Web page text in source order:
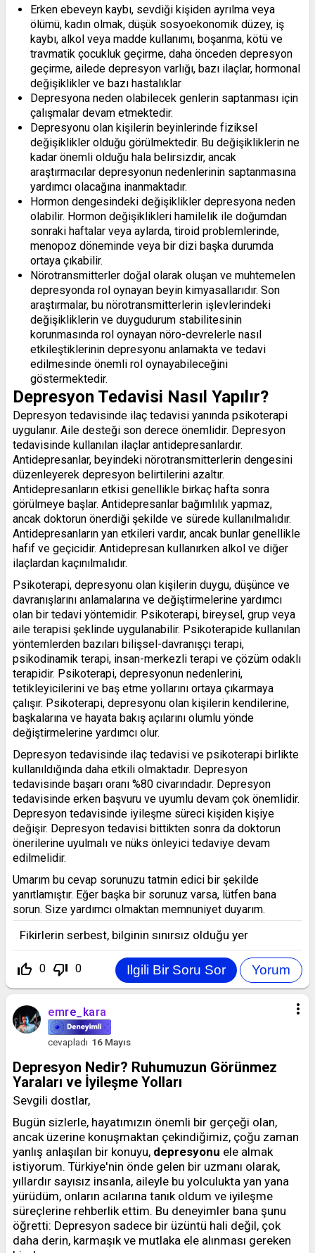
Erken ebeveyn kaybı, sevdiği kişiden ayrılma veya
ölümü, kadın olmak, düşük sosyoekonomik düzey, iş
kaybı, alkol veya madde kullanımı, boşanma, kötü ve
travmatik çocukluk geçirme, daha önceden depresyon
geçirme, ailede depresyon varlığı, bazı ilaçlar, hormonal
değişiklikler ve bazı hastalıklar
Depresyona neden olabilecek genlerin saptanması için
çalışmalar devam etmektedir.
Depresyonu olan kişilerin beyinlerinde fiziksel
değişiklikler olduğu görülmektedir. Bu değişikliklerin ne
kadar önemli olduğu hala belirsizdir, ancak
araştırmacılar depresyonun nedenlerinin saptanmasına
yardımcı olacağına inanmaktadır.
Hormon dengesindeki değişiklikler depresyona neden
olabilir. Hormon değişiklikleri hamilelik ile doğumdan
sonraki haftalar veya aylarda, tiroid problemlerinde,
menopoz döneminde veya bir dizi başka durumda
ortaya çıkabilir.
Nörotransmitterler doğal olarak oluşan ve muhtemelen
depresyonda rol oynayan beyin kimyasallarıdır. Son
araştırmalar, bu nörotransmitterlerin işlevlerindeki
değişikliklerin ve duygudurum stabilitesinin
korunmasında rol oynayan nöro-devrelerle nasıl
etkileştiklerinin depresyonu anlamakta ve tedavi
edilmesinde önemli rol oynayabileceğini
göstermektedir.
Depresyon Tedavisi Nasıl Yapılır?
Depresyon tedavisinde ilaç tedavisi yanında psikoterapi
uygulanır. Aile desteği son derece önemlidir. Depresyon
tedavisinde kullanılan ilaçlar antidepresanlardır.
Antidepresanlar, beyindeki nörotransmitterlerin dengesini
düzenleyerek depresyon belirtilerini azaltır.
Antidepresanların etkisi genellikle birkaç hafta sonra
görülmeye başlar. Antidepresanlar bağımlılık yapmaz,
ancak doktorun önerdiği şekilde ve sürede kullanılmalıdır.
Antidepresanların yan etkileri vardır, ancak bunlar genellikle
hafif ve geçicidir. Antidepresan kullanırken alkol ve diğer
ilaçlardan kaçınılmalıdır.
Psikoterapi, depresyonu olan kişilerin duygu, düşünce ve
davranışlarını anlamalarına ve değiştirmelerine yardımcı
olan bir tedavi yöntemidir. Psikoterapi, bireysel, grup veya
aile terapisi şeklinde uygulanabilir. Psikoterapide kullanılan
yöntemlerden bazıları bilişsel-davranışçı terapi,
psikodinamik terapi, insan-merkezli terapi ve çözüm odaklı
terapidir. Psikoterapi, depresyonun nedenlerini,
tetikleyicilerini ve baş etme yollarını ortaya çıkarmaya
çalışır. Psikoterapi, depresyonu olan kişilerin kendilerine,
başkalarına ve hayata bakış açılarını olumlu yönde
değiştirmelerine yardımcı olur.
Depresyon tedavisinde ilaç tedavisi ve psikoterapi birlikte
kullanıldığında daha etkili olmaktadır. Depresyon
tedavisinde başarı oranı %80 civarındadır. Depresyon
tedavisinde erken başvuru ve uyumlu devam çok önemlidir.
Depresyon tedavisinde iyileşme süreci kişiden kişiye
değişir. Depresyon tedavisi bittikten sonra da doktorun
önerilerine uyulmalı ve nüks önleyici tedaviye devam
edilmelidir.
Umarım bu cevap sorunuzu tatmin edici bir şekilde
yanıtlamıştır. Eğer başka bir sorunuz varsa, lütfen bana
sorun. Size yardımcı olmaktan memnuniyet duyarım.
Fikirlerin serbest, bilginin sınırsız olduğu yer
thumb_up_off_alt 0 thumb_down_off_alt 0
more_vert
emre_kara
cevapladı 16 Mayıs
Depresyon Nedir? Ruhumuzun Görünmez
Yaraları ve İyileşme Yolları
Sevgili dostlar,
Bugün sizlerle, hayatımızın önemli bir gerçeği olan,
ancak üzerine konuşmaktan çekindiğimiz, çoğu zaman
yanlış anlaşılan bir konuyu, depresyonu ele almak
istiyorum. Türkiye'nin önde gelen bir uzmanı olarak,
yıllardır sayısız insanla, aileyle bu yolculukta yan yana
yürüdüm, onların acılarına tanık oldum ve iyileşme
süreçlerine rehberlik ettim. Bu deneyimler bana şunu
öğretti: Depresyon sadece bir üzüntü hali değil, çok
daha derin, karmaşık ve mutlaka ele alınması gereken